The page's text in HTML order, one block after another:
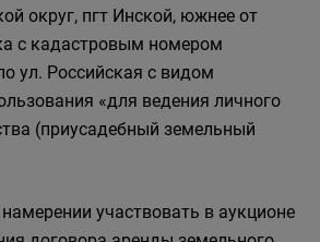
округ, пгт Инской, южнее от
с кадастровым номером
ул. Российская с видом
«для ведения личного
(приусадебный земельный
участвовать в аукционе